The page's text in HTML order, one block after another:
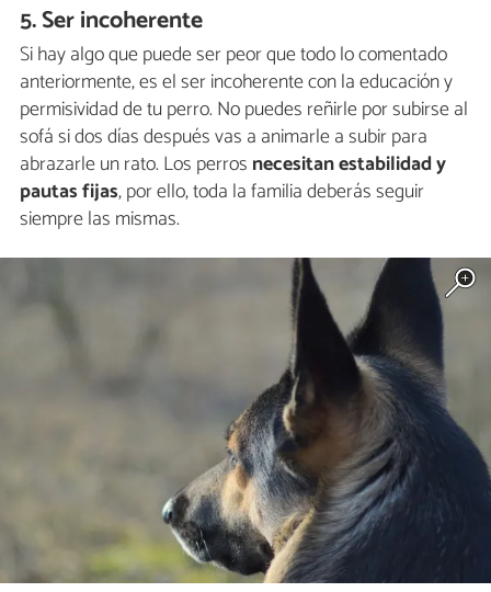
5. Ser incoherente
Si hay algo que puede ser peor que todo lo comentado
anteriormente, es el ser incoherente con la educación y
permisividad de tu perro. No puedes reñirle por subirse al
sofá si dos días después vas a animarle a subir para
abrazarle un rato. Los perros necesitan estabilidad y
pautas fijas, por ello, toda la familia deberás seguir
siempre las mismas.